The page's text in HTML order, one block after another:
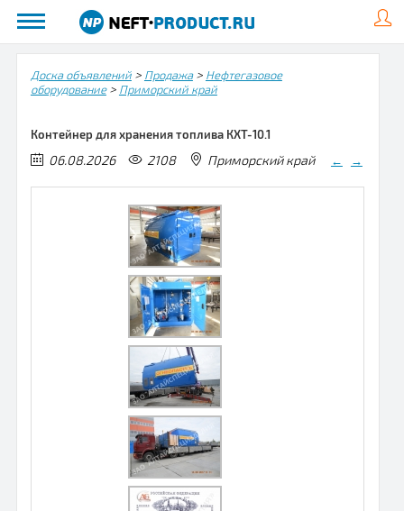
Доска объявлений> Продажа> Нефтегазовое
оборудование> Приморский край
Контейнер для хранения топлива КХТ-10.1
06.08.2026 2108 Приморский край ← →